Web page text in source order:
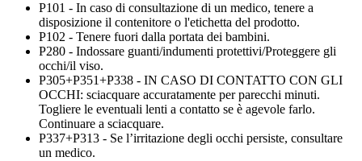
P101 - In caso di consultazione di un medico, tenere a
disposizione il contenitore o l'etichetta del prodotto.
P102 - Tenere fuori dalla portata dei bambini.
P280 - Indossare guanti/indumenti protettivi/Proteggere gli
occhi/il viso.
P305+P351+P338 - IN CASO DI CONTATTO CON GLI
OCCHI: sciacquare accuratamente per parecchi minuti.
Togliere le eventuali lenti a contatto se è agevole farlo.
Continuare a sciacquare.
P337+P313 - Se l’irritazione degli occhi persiste, consultare
un medico.